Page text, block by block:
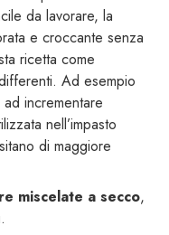
da lavorare, la
e croccante senza
ricetta come
Ad esempio
incrementare
nell’impasto
di maggiore
miscelate a secco,